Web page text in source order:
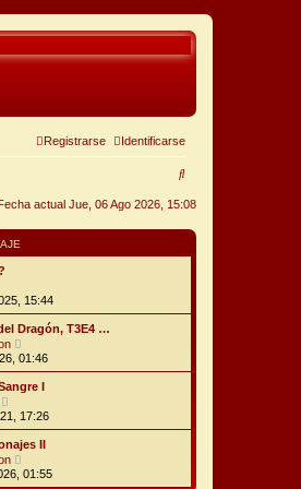
Identificarse
Registrarse
B
u
actual Jue, 06 Ago 2026, 15:08
15:44
Dragón, T3E4 …
e
r
l
i
m
o
e
n
01:46
I
e
r
l
t
i
17:26
II
e
r
01:55